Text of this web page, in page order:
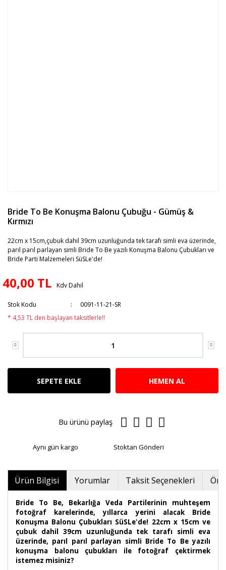
Bride To Be Konuşma Balonu Çubuğu - Gümüş &
Kırmızı
22cm x 15cm,çubuk dahil 39cm uzunluğunda tek tarafı simli eva üzerinde,
parıl parıl parlayan simli Bride To Be yazılı Konuşma Balonu Çubukları ve
Bride Parti Malzemeleri SüSLe'de!
40,00 TL Kdv Dahil
Stok Kodu
0091-11-21-SR
* 4,53 TL den başlayan taksitlerle!!
SEPETE EKLE HEMEN AL
Bu ürünü paylaş
Aynı gün kargo Stoktan Gönderi
Ürün Bilgisi Yorumlar Taksit Seçenekleri
Bride To Be, Bekarlığa Veda Partilerinin muhteşem
fotoğraf karelerinde, yıllarca yerini alacak Bride
Konuşma Balonu Çubukları SüSLe'de! 22cm x 15cm ve
çubuk dahil 39cm uzunluğunda tek tarafı simli eva
üzerinde, parıl parıl parlayan simli Bride To Be yazılı
konuşma balonu çubukları ile fotoğraf çektirmek
istemez misiniz?